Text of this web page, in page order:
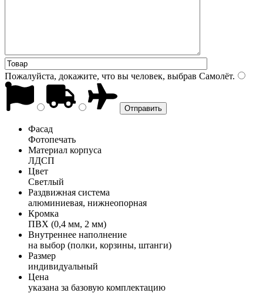
Пожалуйста, докажите, что вы человек, выбрав Самолёт.
Фасад
Фотопечать
Материал корпуса
ЛДСП
Цвет
Светлый
Раздвижная система
алюминиевая, нижнеопорная
Кромка
ПВХ (0,4 мм, 2 мм)
Внутреннее наполнение
на выбор (полки, корзины, штанги)
Размер
индивидуальный
Цена
указана за базовую комплектацию